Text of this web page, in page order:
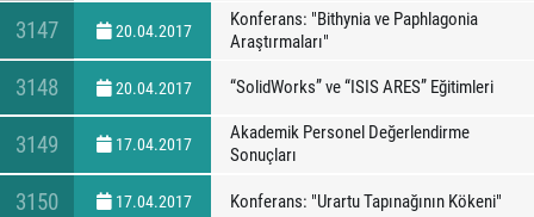
3147 20.04.2017
Konferans: "Bithynia ve Paphlagonia
Araştırmaları"
3148 20.04.2017 “SolidWorks” ve “ISIS ARES” Eğitimleri
3149 17.04.2017
Akademik Personel Değerlendirme
Sonuçları
3150 17.04.2017 Konferans: "Urartu Tapınağının Kökeni"